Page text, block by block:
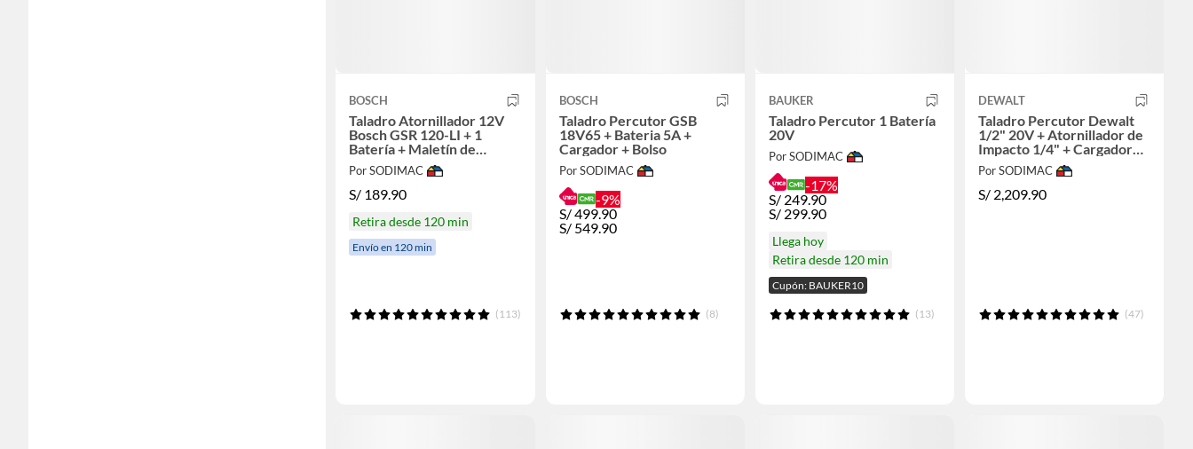
BOSCH
Taladro Atornillador 12V
Bosch GSR 120-LI + 1
Batería + Maletín de
Plástico
Por SODIMAC
S/ 189.90
Retira desde 120 min
Envío en 120 min
(113)
BOSCH
Taladro Percutor GSB
18V65 + Bateria 5A +
Cargador + Bolso
Por SODIMAC
-9%
S/499.90
S/ 549.90
(8)
BAUKER
Taladro Percutor 1 Batería
20V
Por SODIMAC
-17%
S/ 249.90
S/ 299.90
Llega hoy
Retira desde 120 min
Cupón: BAUKER10
(13)
DEWALT
Taladro Percutor Dewalt
1/2" 20V + Atornillador de
Impacto 1/4" + Cargador
+2 Bat + 1 Carg + maletín
Por SODIMAC
S/ 2,209.90
(47)